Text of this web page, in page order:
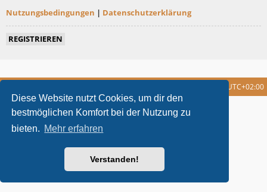
Diese Website nutzt Cookies, um dir den
bestmöglichen Komfort bei der Nutzung zu
bieten. Mehr erfahren
Verstanden!
Nutzungsbedingungen | Datenschutzerklärung
REGISTRIEREN
UTC+02:00
metrolike style by Eric Seguin Updated for phpBB3.2 by
Powered byphpBB ® Forum Software © phpBB Limited
Deutsche Übersetzung durch